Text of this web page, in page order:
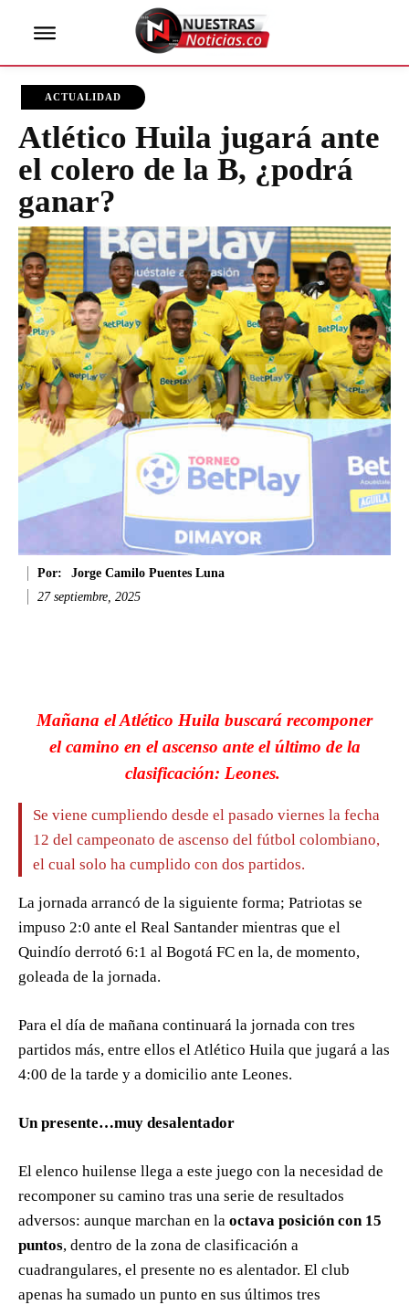
ACTUALIDAD
Atlético Huila jugará ante
el colero de la B, ¿podrá
ganar?
Por:
Jorge Camilo Puentes Luna
27 septiembre, 2025
Mañana el Atlético Huila buscará recomponer
el camino en el ascenso ante el último de la
clasificación: Leones.
Se viene cumpliendo desde el pasado viernes la fecha
12 del campeonato de ascenso del fútbol colombiano,
el cual solo ha cumplido con dos partidos.
La jornada arrancó de la siguiente forma; Patriotas se
impuso 2:0 ante el Real Santander mientras que el
Quindío derrotó 6:1 al Bogotá FC en la, de momento,
goleada de la jornada.
Para el día de mañana continuará la jornada con tres
partidos más, entre ellos el Atlético Huila que jugará a las
4:00 de la tarde y a domicilio ante Leones.
Un presente…muy desalentador
El elenco huilense llega a este juego con la necesidad de
recomponer su camino tras una serie de resultados
adversos: aunque marchan en la octava posición con 15
puntos, dentro de la zona de clasificación a
cuadrangulares, el presente no es alentador. El club
apenas ha sumado un punto en sus últimos tres